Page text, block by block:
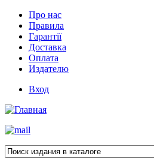
Про нас
Правила
Гарантії
Доставка
Оплата
Издателю
Вход